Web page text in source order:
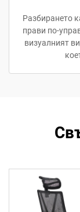
Разбирането
прави по-
визуалният